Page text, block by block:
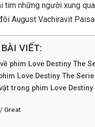
tim những người xung
August Vachiravit
VIẾT:
phim Love Destiny The
Love Destiny The
trong phim Love
Great